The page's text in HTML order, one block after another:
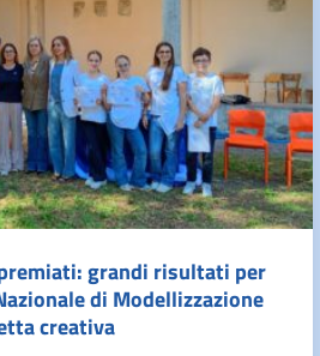
grandi risultati per
di Modellizzazione
creativa